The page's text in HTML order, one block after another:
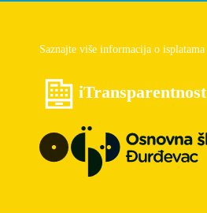
Saznajte više informacija o isplatama
iTransparentnost